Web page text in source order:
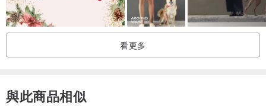
看更多
與此商品相似